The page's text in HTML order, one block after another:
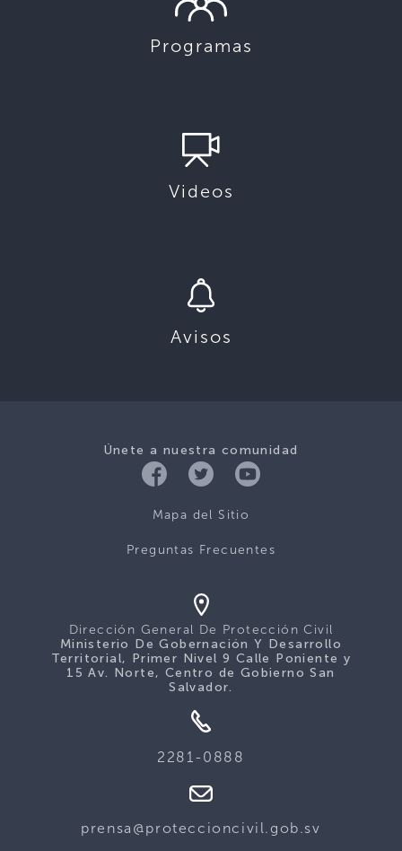
Programas
Videos
Avisos
Únete a nuestra comunidad
Mapa del Sitio
Preguntas Frecuentes
Dirección General De Protección Civil
Ministerio De Gobernación Y Desarrollo
Territorial, Primer Nivel 9 Calle Poniente y
15 Av. Norte, Centro de Gobierno San
Salvador.
2281-0888
prensa@proteccioncivil.gob.sv